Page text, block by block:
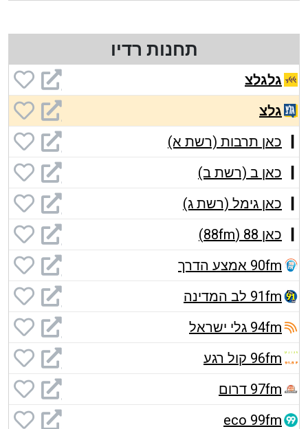
תחנות רדיו
גלגלצ
גלצ
כאן תרבות (רשת א)
כאן ב (רשת ב)
כאן גימל (רשת ג)
כאן 88 (88fm)
90fm אמצע הדרך
91fm לב המדינה
94fm גלי ישראל
96fm קול רגע
97fm דרום
eco 99fm